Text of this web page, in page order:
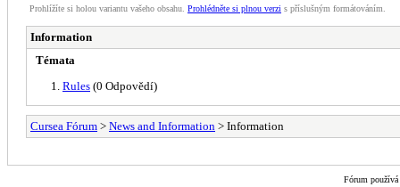
Prohlížíte si holou variantu vašeho obsahu. Prohlédněte si plnou verzi s příslušným formátováním.
Information
Témata
Rules (0 Odpovědí)
Cursea Fórum > News and Information > Information
Fórum používá